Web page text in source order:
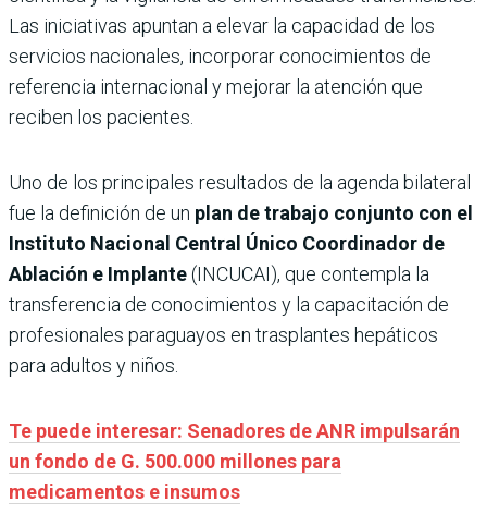
Las iniciativas apuntan a elevar la capacidad de los
servicios nacionales, incorporar conocimientos de
referencia internacional y mejorar la atención que
reciben los pacientes.
Uno de los principales resultados de la agenda bilateral
fue la definición de un plan de trabajo conjunto con el
Instituto Nacional Central Único Coordinador de
Ablación e Implante(INCUCAI), que contempla la
transferencia de conocimientos y la capacitación de
profesionales paraguayos en trasplantes hepáticos
para adultos y niños.
Te puede interesar: Senadores de ANR impulsarán
un fondo de G. 500.000 millones para
medicamentos e insumos